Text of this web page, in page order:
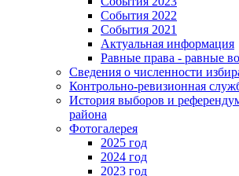
События 2022
События 2021
Актуальная информация
Равные права - равные
Сведения о численности
Контрольно-ревизионная
История выборов и
района
Фотогалерея
2025 год
2024 год
2023 год